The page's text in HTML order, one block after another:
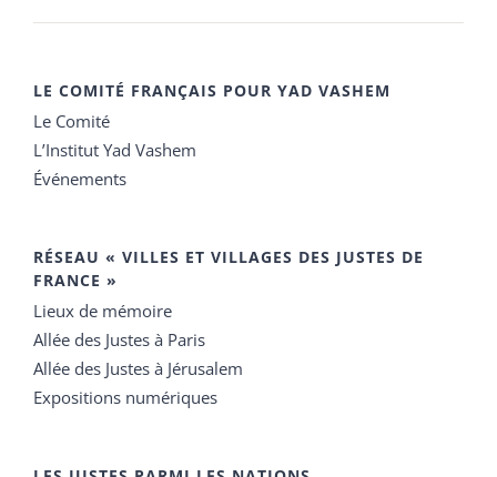
LE COMITÉ FRANÇAIS POUR YAD VASHEM
Le Comité
L’Institut Yad Vashem
Événements
RÉSEAU « VILLES ET VILLAGES DES JUSTES DE
FRANCE »
Lieux de mémoire
Allée des Justes à Paris
Allée des Justes à Jérusalem
Expositions numériques